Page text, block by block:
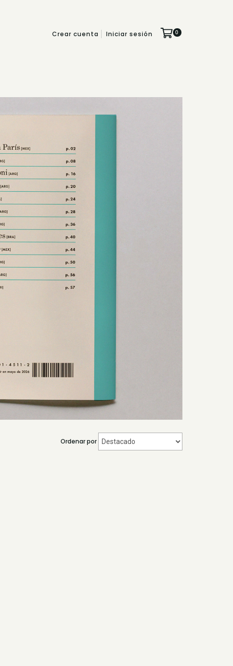
Crear cuenta Iniciar sesión 0
Ordenar por